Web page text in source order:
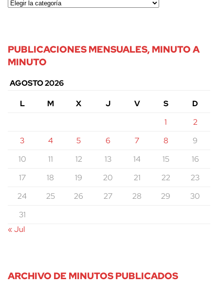
PUBLICACIONES MENSUALES, MINUTO A
MINUTO
AGOSTO 2026
L
M X J V S
D
1
2
3
4 5 6 7 8
9
10
11 12 13 14 15
16
17
18 19 20 21 22
23
24
25 26 27 28 29
30
31
« Jul
ARCHIVO DE MINUTOS PUBLICADOS